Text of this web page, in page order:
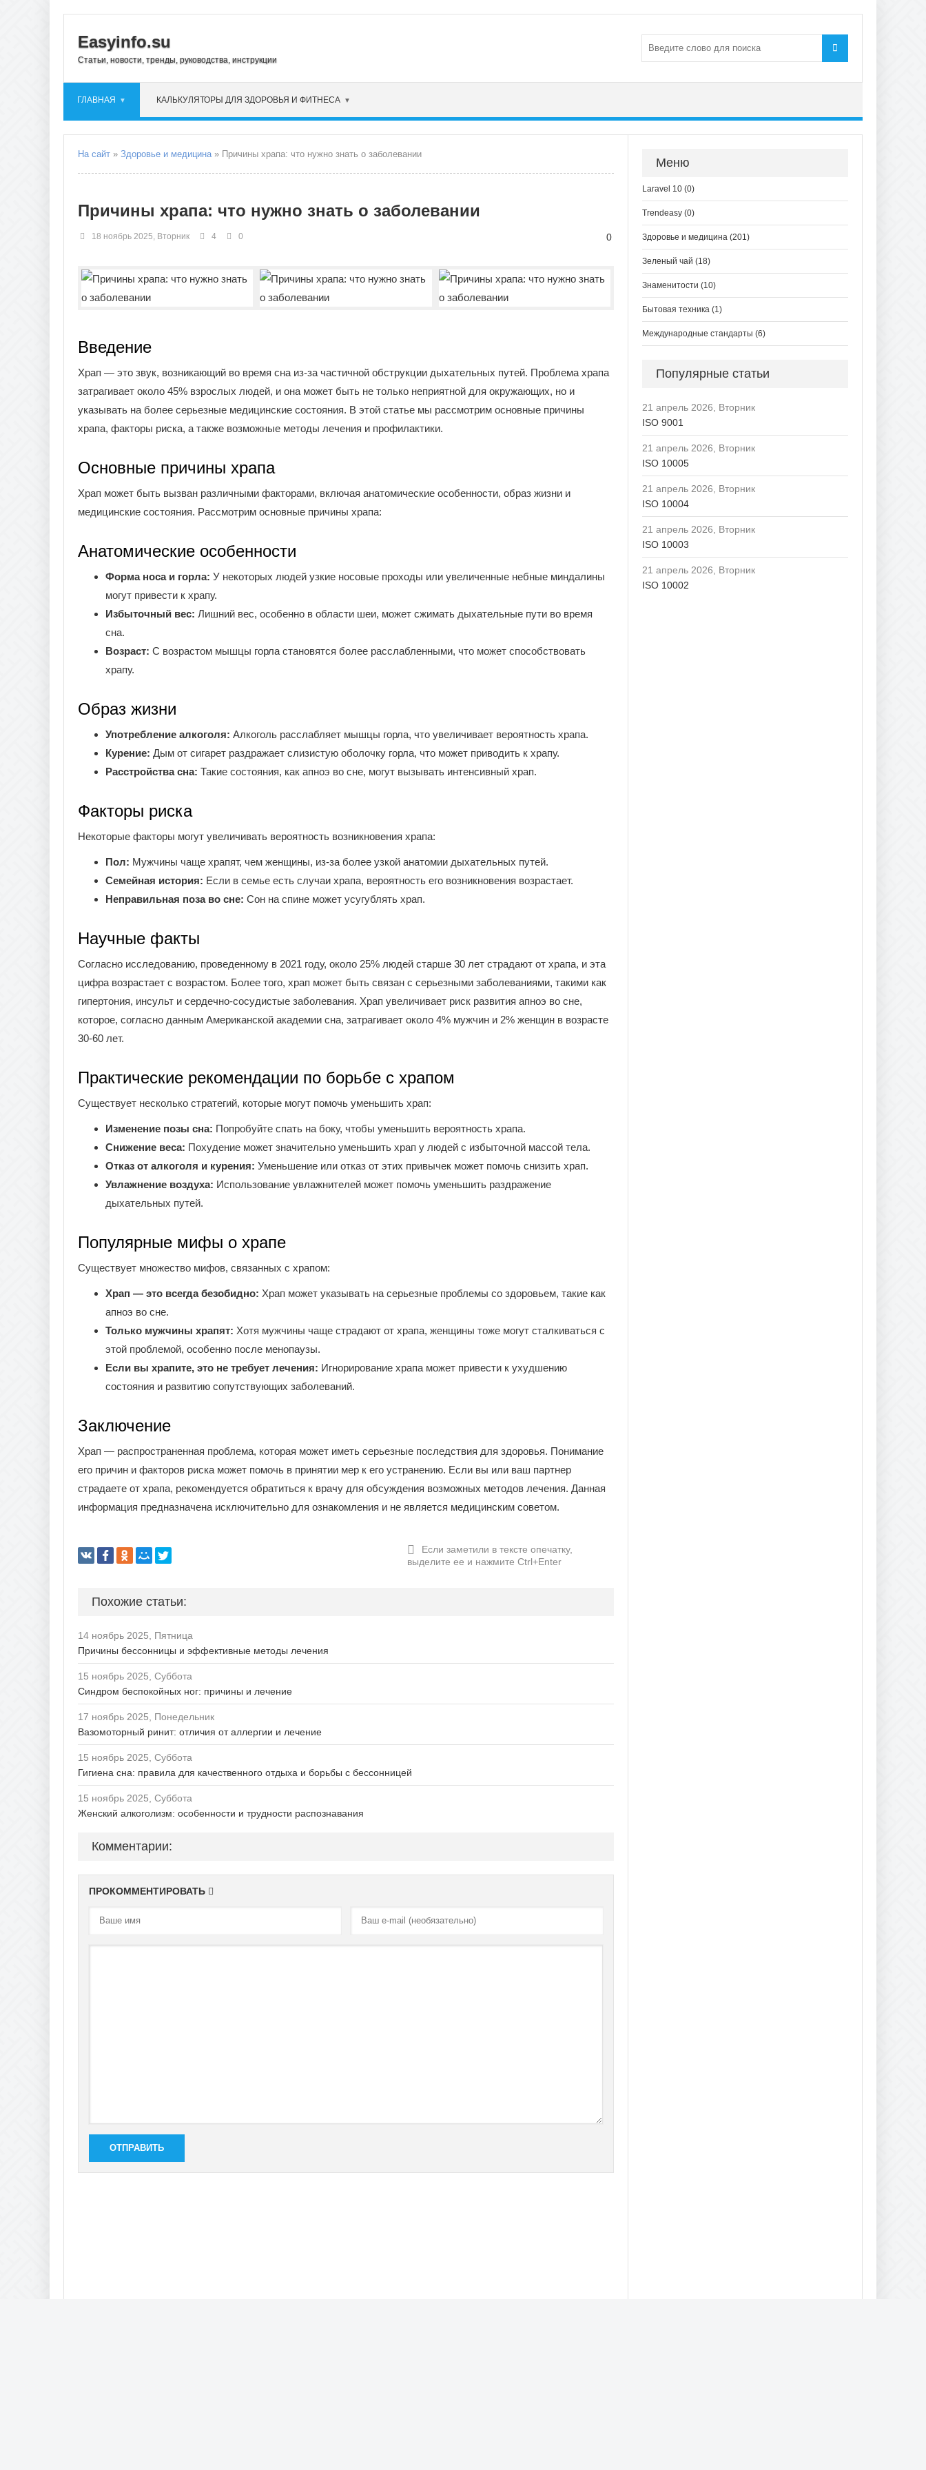
Easyinfo.su
Статьи, новости, тренды, руководства, инструкции
ГЛАВНАЯ КАЛЬКУЛЯТОРЫ ДЛЯ ЗДОРОВЬЯ И ФИТНЕСА
На сайт » Здоровье и медицина» Причины храпа: что нужно знать о заболевании
Причины храпа: что нужно знать о заболевании
18 ноябрь 2025, Вторник 4 0 0
Введение
Храп — это звук, возникающий во время сна из-за частичной обструкции дыхательных путей. Проблема храпа
затрагивает около 45% взрослых людей, и она может быть не только неприятной для окружающих, но и
указывать на более серьезные медицинские состояния. В этой статье мы рассмотрим основные причины
храпа, факторы риска, а также возможные методы лечения и профилактики.
Основные причины храпа
Храп может быть вызван различными факторами, включая анатомические особенности, образ жизни и
медицинские состояния. Рассмотрим основные причины храпа:
Анатомические особенности
Форма носа и горла: У некоторых людей узкие носовые проходы или увеличенные небные миндалины
могут привести к храпу.
Избыточный вес: Лишний вес, особенно в области шеи, может сжимать дыхательные пути во время
сна.
Возраст: С возрастом мышцы горла становятся более расслабленными, что может способствовать
храпу.
Образ жизни
Употребление алкоголя: Алкоголь расслабляет мышцы горла, что увеличивает вероятность храпа.
Курение: Дым от сигарет раздражает слизистую оболочку горла, что может приводить к храпу.
Расстройства сна: Такие состояния, как апноэ во сне, могут вызывать интенсивный храп.
Факторы риска
Некоторые факторы могут увеличивать вероятность возникновения храпа:
Пол: Мужчины чаще храпят, чем женщины, из-за более узкой анатомии дыхательных путей.
Семейная история: Если в семье есть случаи храпа, вероятность его возникновения возрастает.
Неправильная поза во сне: Сон на спине может усугублять храп.
Научные факты
Согласно исследованию, проведенному в 2021 году, около 25% людей старше 30 лет страдают от храпа, и эта
цифра возрастает с возрастом. Более того, храп может быть связан с серьезными заболеваниями, такими как
гипертония, инсульт и сердечно-сосудистые заболевания. Храп увеличивает риск развития апноэ во сне,
которое, согласно данным Американской академии сна, затрагивает около 4% мужчин и 2% женщин в возрасте
30-60 лет.
Практические рекомендации по борьбе с храпом
Существует несколько стратегий, которые могут помочь уменьшить храп:
Изменение позы сна: Попробуйте спать на боку, чтобы уменьшить вероятность храпа.
Снижение веса: Похудение может значительно уменьшить храп у людей с избыточной массой тела.
Отказ от алкоголя и курения: Уменьшение или отказ от этих привычек может помочь снизить храп.
Увлажнение воздуха: Использование увлажнителей может помочь уменьшить раздражение
дыхательных путей.
Популярные мифы о храпе
Существует множество мифов, связанных с храпом:
Храп — это всегда безобидно: Храп может указывать на серьезные проблемы со здоровьем, такие как
апноэ во сне.
Только мужчины храпят: Хотя мужчины чаще страдают от храпа, женщины тоже могут сталкиваться с
этой проблемой, особенно после менопаузы.
Если вы храпите, это не требует лечения: Игнорирование храпа может привести к ухудшению
состояния и развитию сопутствующих заболеваний.
Заключение
Храп — распространенная проблема, которая может иметь серьезные последствия для здоровья. Понимание
его причин и факторов риска может помочь в принятии мер к его устранению. Если вы или ваш партнер
страдаете от храпа, рекомендуется обратиться к врачу для обсуждения возможных методов лечения. Данная
информация предназначена исключительно для ознакомления и не является медицинским советом.
Похожие статьи:
14 ноябрь 2025, Пятница
Причины бессонницы и эффективные методы лечения
15 ноябрь 2025, Суббота
Синдром беспокойных ног: причины и лечение
17 ноябрь 2025, Понедельник
Вазомоторный ринит: отличия от аллергии и лечение
15 ноябрь 2025, Суббота
Гигиена сна: правила для качественного отдыха и борьбы с бессонницей
15 ноябрь 2025, Суббота
Женский алкоголизм: особенности и трудности распознавания
Комментарии:
ПРОКОММЕНТИРОВАТЬ
ОТПРАВИТЬ
Меню
Laravel 10 (0)
Trendeasy (0)
Здоровье и медицина (201)
Зеленый чай (18)
Знаменитости (10)
Бытовая техника (1)
Международные стандарты (6)
Популярные статьи
21 апрель 2026, Вторник
ISO 9001
21 апрель 2026, Вторник
ISO 10005
21 апрель 2026, Вторник
ISO 10004
21 апрель 2026, Вторник
ISO 10003
21 апрель 2026, Вторник
ISO 10002